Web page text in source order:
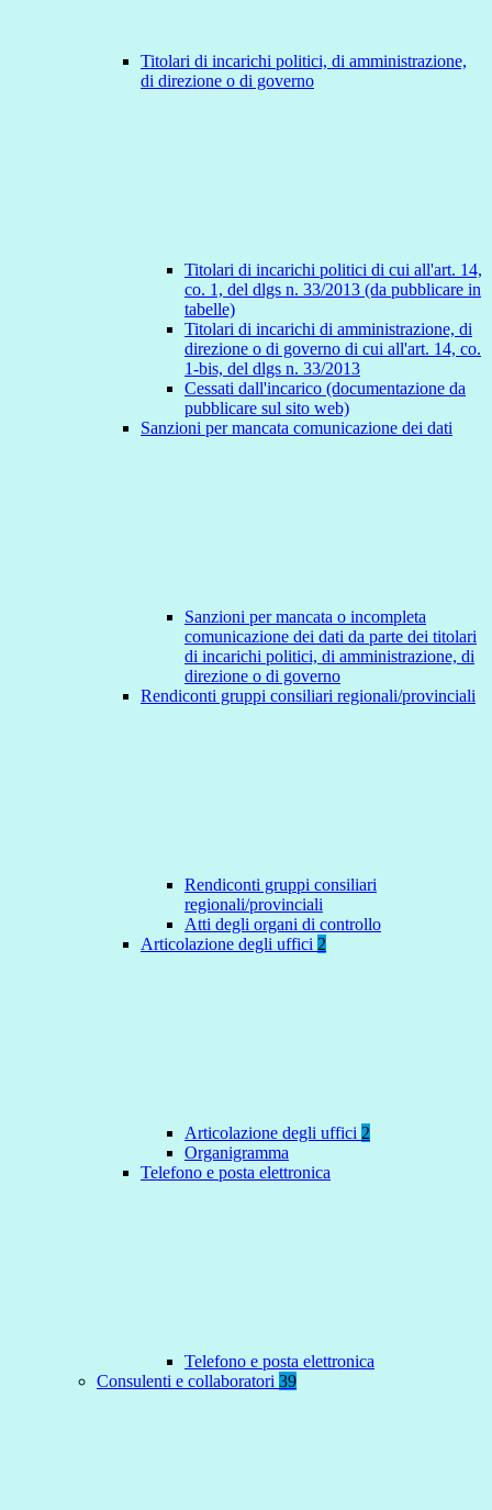
Titolari di incarichi politici, di amministrazione,
di direzione o di governo
Titolari di incarichi politici di cui all'art. 14,
co. 1, del dlgs n. 33/2013 (da pubblicare in
tabelle)
Titolari di incarichi di amministrazione, di
direzione o di governo di cui all'art. 14, co.
1-bis, del dlgs n. 33/2013
Cessati dall'incarico (documentazione da
pubblicare sul sito web)
Sanzioni per mancata comunicazione dei dati
Sanzioni per mancata o incompleta
comunicazione dei dati da parte dei titolari
di incarichi politici, di amministrazione, di
direzione o di governo
Rendiconti gruppi consiliari regionali/provinciali
Rendiconti gruppi consiliari
regionali/provinciali
Atti degli organi di controllo
Articolazione degli uffici 2
Articolazione degli uffici 2
Organigramma
Telefono e posta elettronica
Telefono e posta elettronica
Consulenti e collaboratori 39